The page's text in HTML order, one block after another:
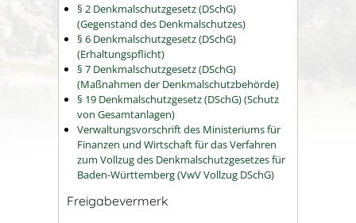
§ 2 Denkmalschutzgesetz (DSchG)
(Gegenstand des Denkmalschutzes)
§ 6 Denkmalschutzgesetz (DSchG)
(Erhaltungspflicht)
§ 7 Denkmalschutzgesetz (DSchG)
(Maßnahmen der Denkmalschutzbehörde)
§ 19 Denkmalschutzgesetz (DSchG) (Schutz
von Gesamtanlagen)
Verwaltungsvorschrift des Ministeriums für
Finanzen und Wirtschaft für das Verfahren
zum Vollzug des Denkmalschutzgesetzes für
Baden-Württemberg (VwV Vollzug DSchG)
Freigabevermerk